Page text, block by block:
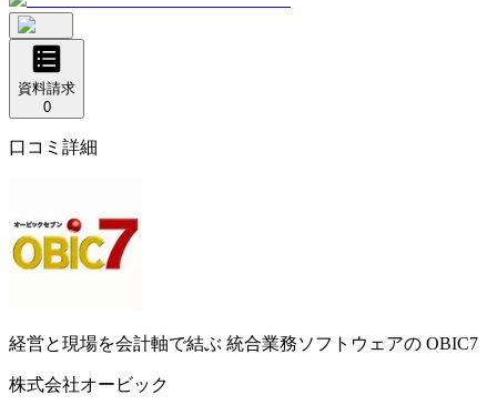
資料請求
0
口コミ詳細
経営と現場を会計軸で結ぶ 統合業務ソフトウェアの OBIC7
株式会社オービック